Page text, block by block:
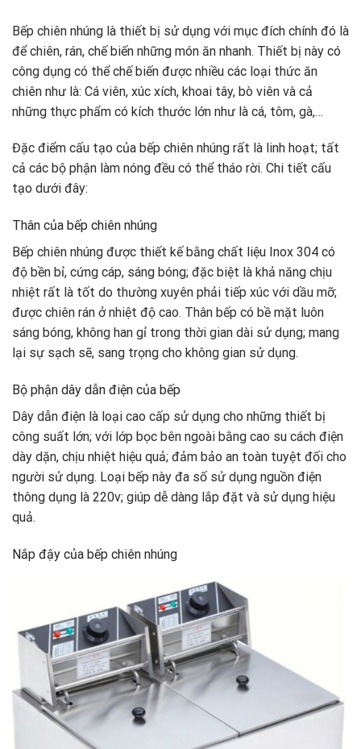
Bếp chiên nhúng là thiết bị sử dụng với mục đích chính đó là
để chiên, rán, chế biến những món ăn nhanh. Thiết bị này có
công dụng có thể chế biến được nhiều các loại thức ăn
chiên như là: Cá viên, xúc xích, khoai tây, bò viên và cả
những thực phẩm có kích thước lớn như là cá, tôm, gà,…
Đặc điểm cấu tạo của bếp chiên nhúng rất là linh hoạt; tất
cả các bộ phận làm nóng đều có thể tháo rời. Chi tiết cấu
tạo dưới đây:
Thân của bếp chiên nhúng
Bếp chiên nhúng được thiết kế bằng chất liệu Inox 304 có
độ bền bỉ, cứng cáp, sáng bóng; đặc biệt là khả năng chịu
nhiệt rất là tốt do thường xuyên phải tiếp xúc với dầu mỡ;
được chiên rán ở nhiệt độ cao. Thân bếp có bề mặt luôn
sáng bóng, không han gỉ trong thời gian dài sử dụng; mang
lại sự sạch sẽ, sang trọng cho không gian sử dụng.
Bộ phận dây dẫn điện của bếp
Dây dẫn điện là loại cao cấp sử dụng cho những thiết bị
công suất lớn; với lớp bọc bên ngoài bằng cao su cách điện
dày dặn, chịu nhiệt hiệu quả; đảm bảo an toàn tuyệt đối cho
người sử dụng. Loại bếp này đa số sử dụng nguồn điện
thông dụng là 220v; giúp dễ dàng lắp đặt và sử dụng hiệu
quả.
Nắp đậy của bếp chiên nhúng